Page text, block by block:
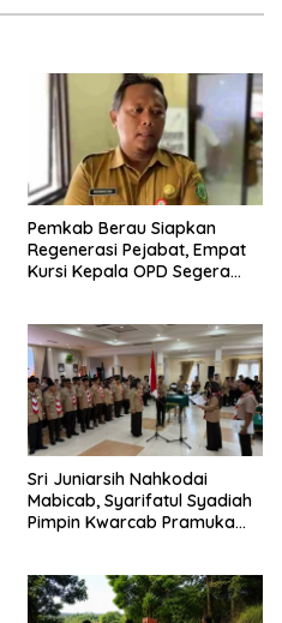
Pemkab Berau Siapkan
Regenerasi Pejabat, Empat
Kursi Kepala OPD Segera
Sri Juniarsih Nahkodai
Mabicab, Syarifatul Syadiah
Pimpin Kwarcab Pramuka